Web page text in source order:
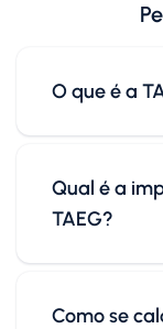
O que é a
Qual é a
TAEG?
Como se